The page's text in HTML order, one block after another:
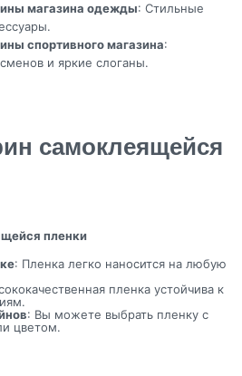
магазина одежды: Стильные
спортивного магазина:
и яркие слоганы.
самоклеящейся
пленки
: Пленка легко наносится на любую
пленка устойчива к
: Вы можете выбрать пленку с
цветом.